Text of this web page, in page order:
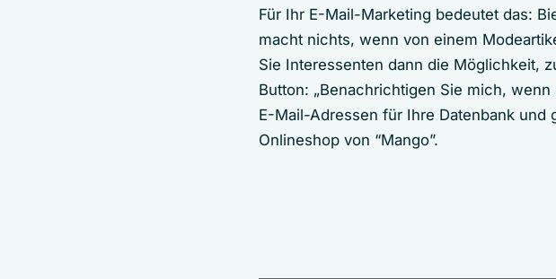
Für Ihr E-Mail-Marketing bedeutet das:
macht nichts, wenn von einem
Sie Interessenten dann die Möglichkeit,
Button: „Benachrichtigen Sie mich,
E-Mail-Adressen für Ihre Datenbank
Onlineshop von “Mango”.